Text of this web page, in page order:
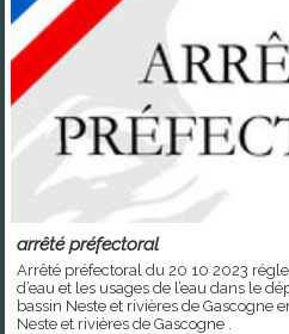
arrêté préfectoral
Arrêté préfectoral du 20 10 2023
d’eau et les usages de l’eau dans le
bassin Neste et rivières de Gascogne
Neste et rivières de Gascogne .